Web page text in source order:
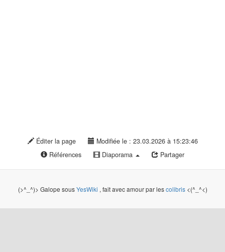
Éditer la page
Modifiée le : 23.03.2026 à 15:23:46
Références
Diaporama Partager
(>^_^)> Galope sousYesWiki , fait avec amour par lescolibris<(^_^<)